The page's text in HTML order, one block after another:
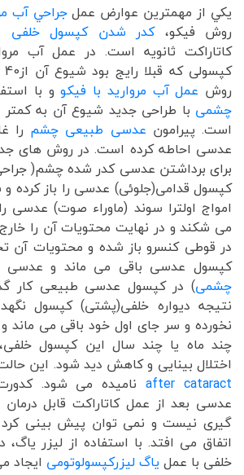
يكي از مهمترين عوارض عملجراحي آب
روش فیکو،کدر شدن کپسول خلفی
کاتاراکت ثانویه است. در عمل آب
روش عمل آب مروارید با فیکوو با
چشمی
است. پیرامون عدسی طبیعی چشم را
عدسی احاطه کرده است. در روش های
برای برداشتن عدسی کدر شده چشم(
کپسول قدامی(جلوئی) عدسی را باز کرده
امواج اولترا سوند (ماوراء صوت) عدسی
می شکند و در نهایت محتویات آن را
در قوطی کنسرو باز شده و محتویات آن
کپسول عدسی باقی می ماند و
چشمی) در کپسول عدسی طبیعی کار
نتیجه دیواره خلفی(پشتی) کپسول
نخورده و سر جای اول خود باقی می
چند ماه یا چند سال این کپسول
اختلال بینایی و کاهش دید شود. این
after cataractنامیده می شود.
عدسی بعد از عمل کاتاراکت قابل
گیری نیست و نمی توان پیش بینی کرد
اتفاق می افتد. با استفاده از لیزر
خلفی با عمل یاگ لیزرکپسولوتومی ایجاد